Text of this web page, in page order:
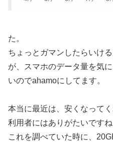
た。
ちょっとガマンしたらいけ
が、スマホのデータ量を気
いのでahamoにしてます。
本当に最近は、安くなって
利用者にはありがたいですね
これを調べていた時に、